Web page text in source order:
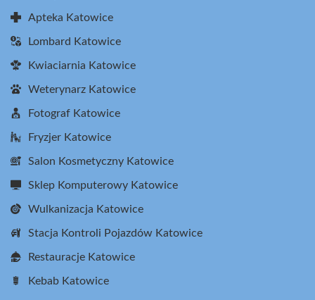
Apteka Katowice
Lombard Katowice
Kwiaciarnia Katowice
Weterynarz Katowice
Fotograf Katowice
Fryzjer Katowice
Salon Kosmetyczny Katowice
Sklep Komputerowy Katowice
Wulkanizacja Katowice
Stacja Kontroli Pojazdów Katowice
Restauracje Katowice
Kebab Katowice